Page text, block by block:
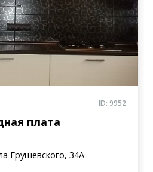
ID: 9952
плата
Грушевского, 34А